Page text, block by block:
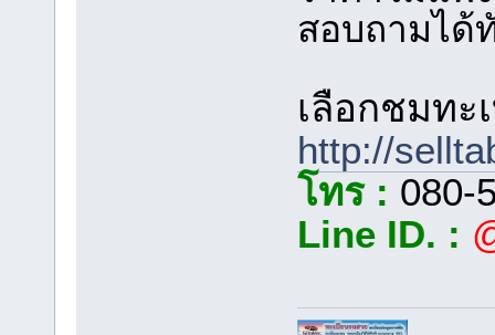
สอบถามได้
เลือกชมทะ
http://
โทร : 080-
Line ID. :